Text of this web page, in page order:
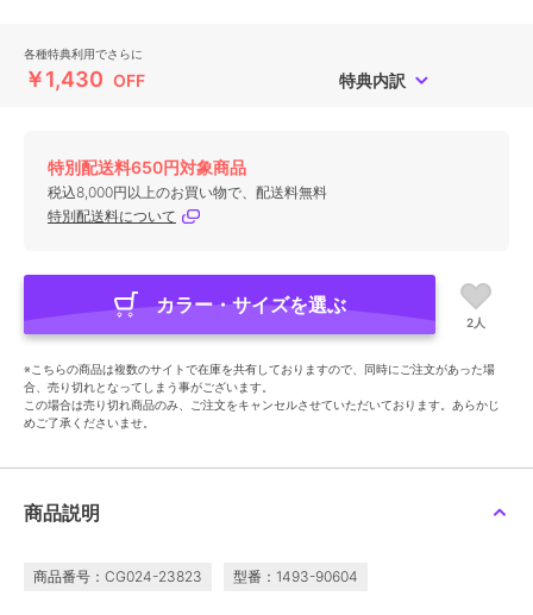
各種特典利用でさらに
￥1,430 OFF 特典内訳
特別配送料650円対象商品
税込8,000円以上のお買い物で、配送料無料
特別配送料について
カラー・サイズを選ぶ
2人
※こちらの商品は複数のサイトで在庫を共有しておりますので、同時にご注文があった場
合、売り切れとなってしまう事がございます。
この場合は売り切れ商品のみ、ご注文をキャンセルさせていただいております。あらかじ
めご了承くださいませ。
商品説明
商品番号：CG024-23823 型番：1493-90604